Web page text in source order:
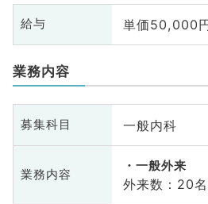
給与 単価50,000
業務内容
募集科目 一般内科
業務内容
一般外来
外来数：20